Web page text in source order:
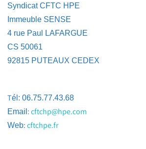
Syndicat CFTC HPE
Immeuble SENSE
4 rue Paul LAFARGUE
CS 50061
92815 PUTEAUX CEDEX
Tél: 06.75.77.43.68
Email :cftchp@hpe.com
Web:cftchpe.fr